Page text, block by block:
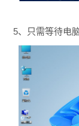
5、只需等待电